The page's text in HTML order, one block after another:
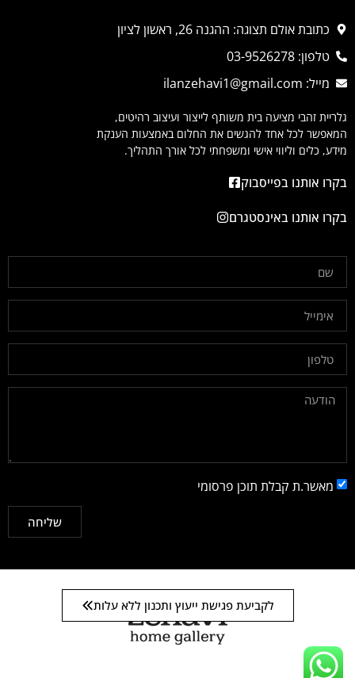
כתובת אולם תצוגה: ההגנה 26, ראשון לציון
טלפון: 03-9526278
מייל: ilanzehavi1@gmail.com
גלריית זהבי מציעה בית משותף לייצור ועיצוב רהיטים,
המאפשר לכל אחד להגשים את החלום באמצעות הענקת
מידע, כלים וליווי אישי ומשפחתי לכל אורך התהליך.
בקרו אותנו בפייסבוק
בקרו אותנו באינסטגרם
מאשר.ת קבלת תוכן פרסומי
שליחה
לקביעת פגישת ייעוץ ותכנון ללא עלות